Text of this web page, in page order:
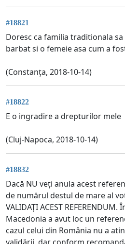
#18821
Doresc ca familia traditionala
barbat si o femeie asa cum a
(Constanța, 2018-10-14)
#18822
E o ingradire a drepturilor mele
(Cluj-Napoca, 2018-10-14)
#18832
Dacă NU veți anula acest
de numărul destul de mare al
VALIDAȚI ACEST
Macedonia a avut loc un
cazul celui din România nu a